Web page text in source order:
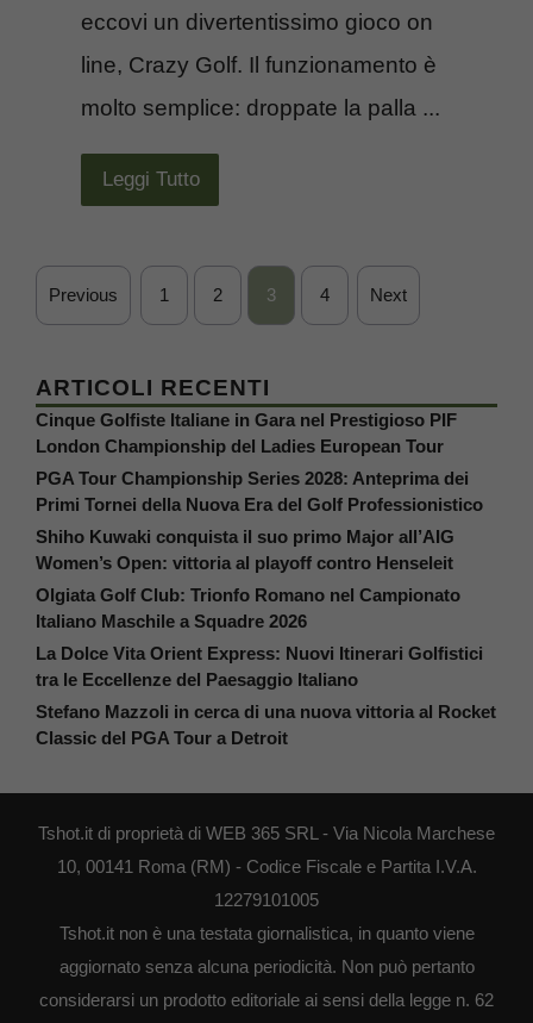
eccovi un divertentissimo gioco on
line, Crazy Golf. Il funzionamento è
molto semplice: droppate la palla ...
Leggi Tutto
Previous 1 2 3 4 Next
ARTICOLI RECENTI
Cinque Golfiste Italiane in Gara nel Prestigioso PIF
London Championship del Ladies European Tour
PGA Tour Championship Series 2028: Anteprima dei
Primi Tornei della Nuova Era del Golf Professionistico
Shiho Kuwaki conquista il suo primo Major all’AIG
Women’s Open: vittoria al playoff contro Henseleit
Olgiata Golf Club: Trionfo Romano nel Campionato
Italiano Maschile a Squadre 2026
La Dolce Vita Orient Express: Nuovi Itinerari Golfistici
tra le Eccellenze del Paesaggio Italiano
Stefano Mazzoli in cerca di una nuova vittoria al Rocket
Classic del PGA Tour a Detroit
Tshot.it di proprietà di WEB 365 SRL - Via Nicola Marchese
10, 00141 Roma (RM) - Codice Fiscale e Partita I.V.A.
12279101005
Tshot.it non è una testata giornalistica, in quanto viene
aggiornato senza alcuna periodicità. Non può pertanto
considerarsi un prodotto editoriale ai sensi della legge n. 62